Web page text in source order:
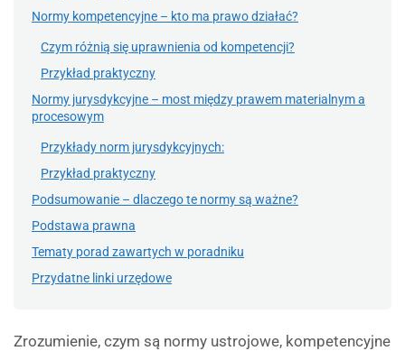
Normy kompetencyjne – kto ma prawo działać?
Czym różnią się uprawnienia od kompetencji?
Przykład praktyczny
Normy jurysdykcyjne – most między prawem materialnym a
procesowym
Przykłady norm jurysdykcyjnych:
Przykład praktyczny
Podsumowanie – dlaczego te normy są ważne?
Podstawa prawna
Tematy porad zawartych w poradniku
Przydatne linki urzędowe
Zrozumienie, czym są normy ustrojowe, kompetencyjne